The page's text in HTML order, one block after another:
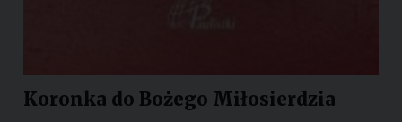
Koronka do Bożego Miłosierdzia